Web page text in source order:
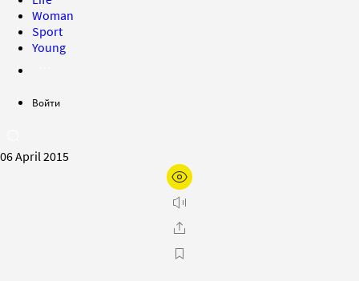
Woman
Sport
Young
Войти
06 April 2015